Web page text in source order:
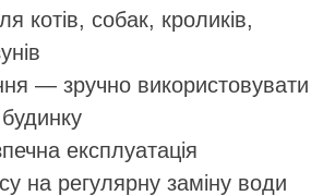
котів, собак, кроликів,
— зручно використовувати
експлуатація
на регулярну заміну води